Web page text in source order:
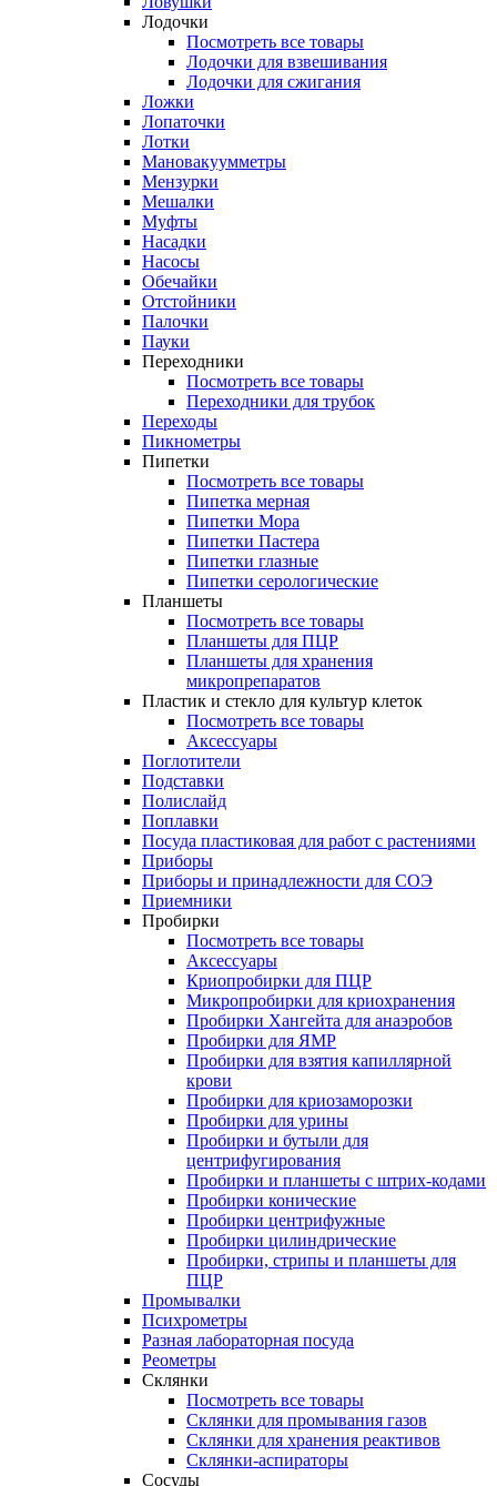
Лодочки
Посмотреть все товары
Лодочки для взвешивания
Лодочки для сжигания
Ложки
Лопаточки
Лотки
Мановакуумметры
Мензурки
Мешалки
Муфты
Насадки
Насосы
Обечайки
Отстойники
Палочки
Пауки
Переходники
Посмотреть все товары
Переходники для трубок
Переходы
Пикнометры
Пипетки
Посмотреть все товары
Пипетка мерная
Пипетки Мора
Пипетки Пастера
Пипетки глазные
Пипетки серологические
Планшеты
Посмотреть все товары
Планшеты для ПЦР
Планшеты для хранения
микропрепаратов
Пластик и стекло для культур клеток
Посмотреть все товары
Аксессуары
Поглотители
Подставки
Полислайд
Поплавки
Посуда пластиковая для работ с растениями
Приборы
Приборы и принадлежности для СОЭ
Приемники
Пробирки
Посмотреть все товары
Аксессуары
Криопробирки для ПЦР
Микропробирки для криохранения
Пробирки Хангейта для анаэробов
Пробирки для ЯМР
Пробирки для взятия капиллярной
крови
Пробирки для криозаморозки
Пробирки для урины
Пробирки и бутыли для
центрифугирования
Пробирки и планшеты с штрих-кодами
Пробирки конические
Пробирки центрифужные
Пробирки цилиндрические
Пробирки, стрипы и планшеты для
ПЦР
Промывалки
Психрометры
Разная лабораторная посуда
Реометры
Склянки
Посмотреть все товары
Склянки для промывания газов
Склянки для хранения реактивов
Склянки-аспираторы
Сосуды